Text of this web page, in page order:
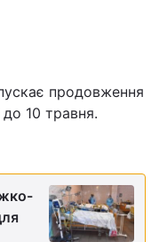
продовження
10 травня.